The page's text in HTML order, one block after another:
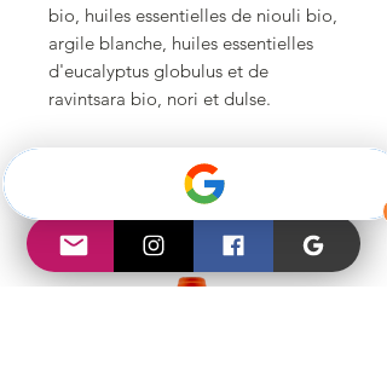
bio, huiles essentielles de niouli bio,
argile blanche, huiles essentielles
d'eucalyptus globulus et de
ravintsara bio, nori et dulse.
Articles similaires